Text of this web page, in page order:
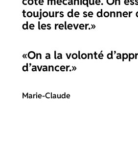
toujours de se donner
de les relever.»
«On a la volonté
d’avancer.»
Marie-Claude